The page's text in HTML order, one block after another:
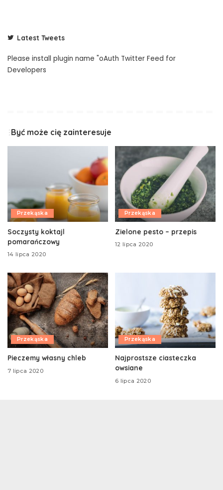
Latest Tweets
Please install plugin name "oAuth Twitter Feed for
Developers
Być może cię zainteresuje
Przekąska
Soczysty koktajl
pomarańczowy
14 lipca 2020
Przekąska
Zielone pesto – przepis
12 lipca 2020
Przekąska
Pieczemy własny chleb
7 lipca 2020
Przekąska
Najprostsze ciasteczka
owsiane
6 lipca 2020